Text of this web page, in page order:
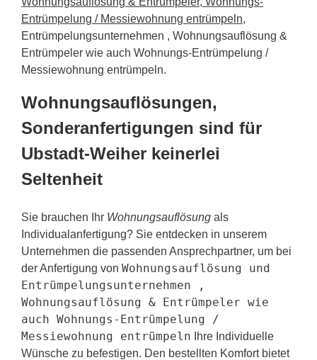
Entrümpelung / Messiewohnung entrümpeln,
Entrümpelungsunternehmen , Wohnungsauflösung &
Entrümpeler wie auch Wohnungs-Entrümpelung /
Messiewohnung entrümpeln.
Wohnungsauflösungen,
Sonderanfertigungen sind für
Ubstadt-Weiher keinerlei
Seltenheit
Sie brauchen Ihr Wohnungsauflösung als
Individualanfertigung? Sie entdecken in unserem
Unternehmen die passenden Ansprechpartner, um bei
der Anfertigung von Wohnungsauflösung und
Entrümpelungsunternehmen ,
Wohnungsauflösung & Entrümpeler wie
auch Wohnungs-Entrümpelung /
Messiewohnung entrümpeln Ihre Individuelle
Wünsche zu befestigen. Den bestellten Komfort bietet